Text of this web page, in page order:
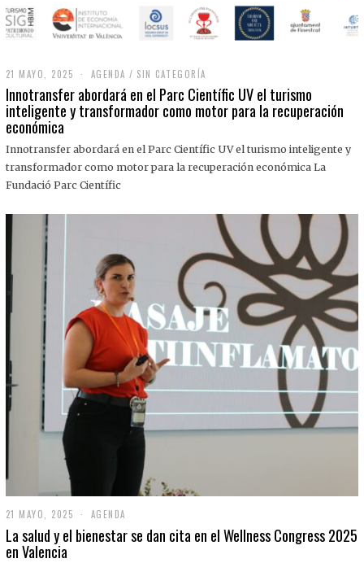
21 MAYO, 2025
M
A
Y
,
0
2
AGENDA / SIN CATEGORÍA
Innotransfer abordará en el Parc Científic UV el turismo
inteligente y transformador como motor para la recuperación
económica
Innotransfer abordará en el Parc Científic UV el turismo inteligente y
transformador como motor para la recuperación económica La
Fundació Parc Científic
21 MAYO, 2025
1
M
AGENDA
La salud y el bienestar se dan cita en el Wellness Congress 2025
en Valencia